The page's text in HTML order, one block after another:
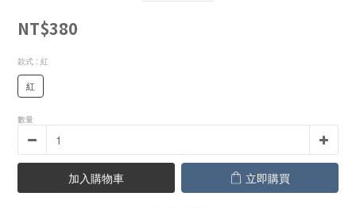
NT$380
款式 : 紅
紅
數量
加入購物車 立即購買